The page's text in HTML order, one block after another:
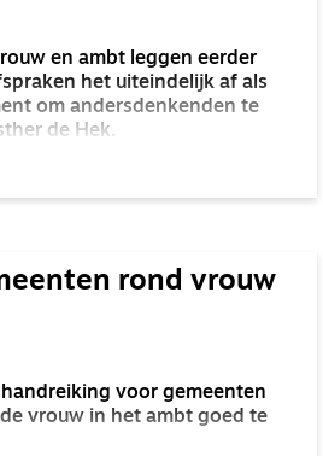
en ambt leggen eerder
het uiteindelijk af als
om andersdenkenden te
de Hek.
rond vrouw
voor gemeenten
vrouw in het ambt goed te